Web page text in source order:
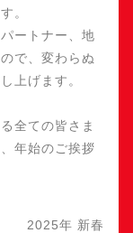
。
ートナー、地
で、変わらぬ
上げます。
全ての皆さま
年始のご挨拶
2025年 新春